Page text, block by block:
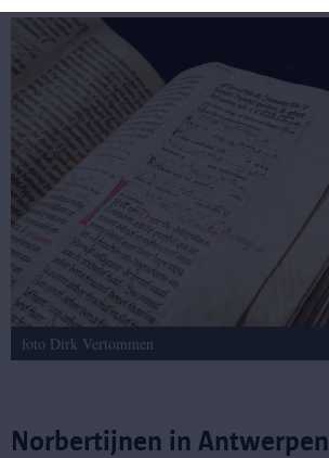
foto Dirk Vertommen
Norbertijnen in Antwerpen